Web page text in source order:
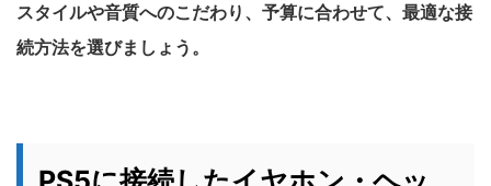
スタイルや音質へのこだわり、予算に合わせて、最適な接
続方法を選びましょう。